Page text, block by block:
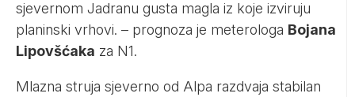
sjevernom Jadranu gusta magla iz koje izviruju
planinski vrhovi. – prognoza je meterologa Bojana
Lipovšćaka za N1.
Mlazna struja sjeverno od Alpa razdvaja stabilan